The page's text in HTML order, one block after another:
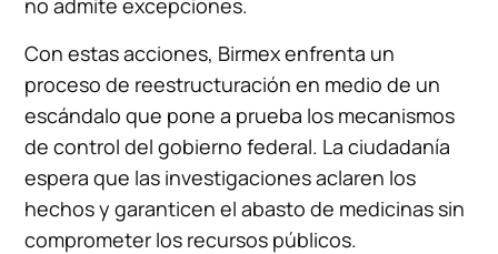
Con estas acciones, Birmex enfrenta un
proceso de reestructuración en medio de un
escándalo que pone a prueba los mecanismos
de control del gobierno federal. La ciudadanía
espera que las investigaciones aclaren los
hechos y garanticen el abasto de medicinas sin
comprometer los recursos públicos.